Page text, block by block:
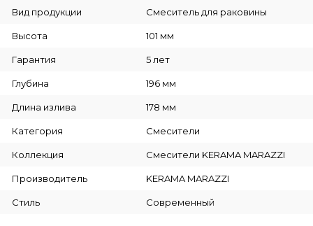
Вид продукции Смеситель для раковины
Высота 101 мм
Гарантия 5 лет
Глубина 196 мм
Длина излива 178 мм
Категория Смесители
Коллекция Смесители KERAMA MARAZZI
Производитель KERAMA MARAZZI
Стиль Современный